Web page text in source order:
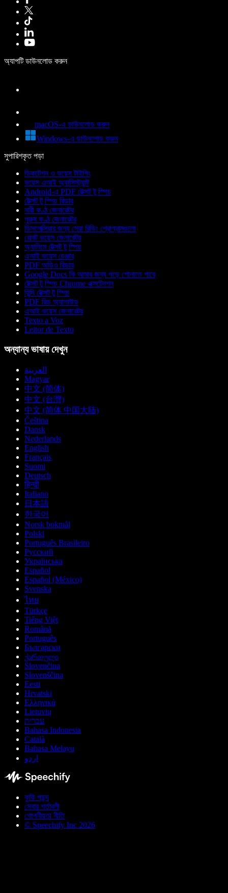
অ্যাপটি ডাউনলোড করুন
macOS-এ ডাউনলোড করুন
Windows-এ ডাউনলোড করুন
সুপারিশকৃত পড়া
ডিকটেশন ও ভয়েস টাইপিং
ভয়েস এআই অ্যাসিস্ট্যান্ট
Android-এ PDF টেক্সট টু স্পিচ
টেক্সট টু স্পিচ রিডার
নারী কণ্ঠ জেনারেটর
পুরুষ কণ্ঠ জেনারেটর
ডিসলেক্সিয়ার জন্য সেরা রিডিং প্রোগ্রামগুলো
রোবট ভয়েস জেনারেটর
অ্যানিমে টেক্সট টু স্পিচ
এআই ভয়েস চেঞ্জার
PDF অডিও রিডার
Google Docs কি আমার জন্য পড়ে শোনাতে পারে
টেক্সট টু স্পিচ Chrome এক্সটেনশন
হিন্দি টেক্সট টু স্পিচ
PDF রিড অ্যালাউড
এআই ভয়েস জেনারেটর
Texto a Voz
Leitor de Texto
অন্যান্য ভাষায় দেখুন
العربية
Magyar
中文 (简体)
中文 (台灣)
中文 (简体 中国大陆)
Čeština
Dansk
Nederlands
English
Français
Suomi
Deutsch
हिन्दी
Italiano
日本語
한국어
Norsk bokmål
Polski
Português Brasileiro
Русский
Українська
Español
Español (México)
Svenska
ไทย
Türkçe
Tiếng Việt
Română
Português
Български
ქართული
Slovenčina
Slovenščina
Eesti
Hrvatski
Ελληνικά
Lietuvių
עברית
Bahasa Indonesia
Català
Bahasa Melayu
اردو
কুকি পছন্দ
সেবার শর্তাবলী
গোপনীয়তা নীতি
© Speechify Inc 2026